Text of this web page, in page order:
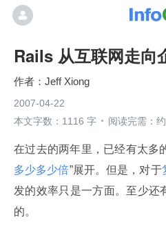
Rails 从互联网走向
Jeff Xiong
2007-04-22
本文字数：1116 字
阅读完需：
在过去的两年里，已经有太多
多少多少倍”展开。但是，对于
发的效率只是一方面。至少还
的。